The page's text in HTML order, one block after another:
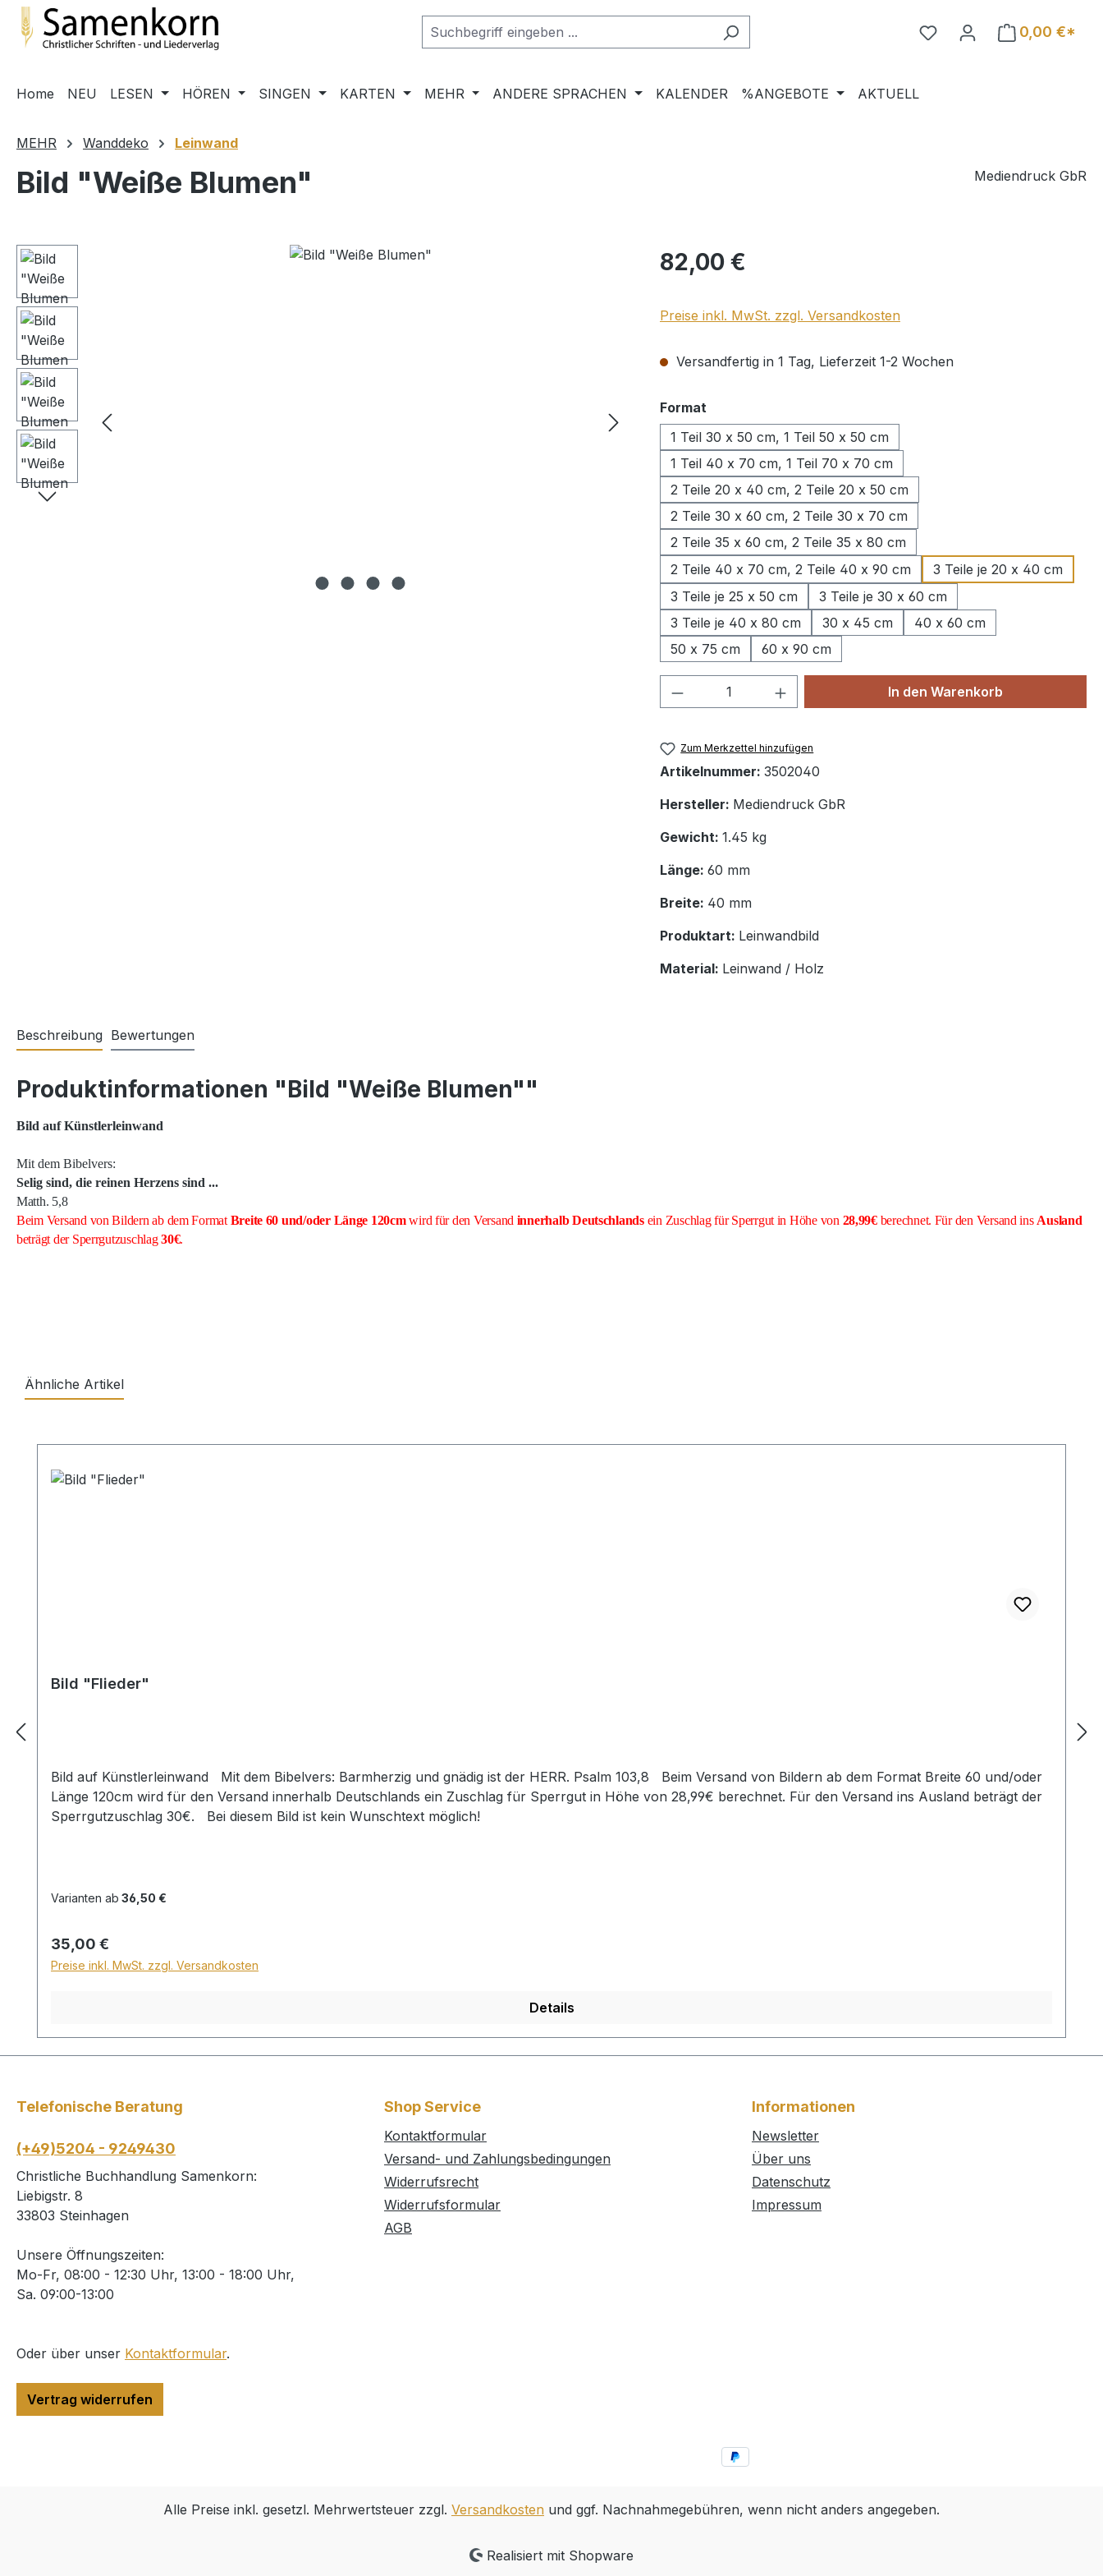
Hauptinhalt springen
Zur Suche springen
Zur Hauptnavigation springen
0,00 €*
Home NEU LESEN HÖREN SINGEN KARTEN MEHR ANDERE SPRACHEN KALENDER %ANGEBOTE AKTUELL
MEHR Wanddeko Leinwand
Bild "Weiße Blumen" Mediendruck GbR
Bildergalerie überspringen Regulärer Preis:
82,00 €
Preise inkl. MwSt. zzgl. Versandkosten
Versandfertig in 1 Tag, Lieferzeit 1-2 Wochen
Format
1 Teil 30 x 50 cm, 1 Teil 50 x 50 cm
1 Teil 40 x 70 cm, 1 Teil 70 x 70 cm
2 Teile 20 x 40 cm, 2 Teile 20 x 50 cm
2 Teile 30 x 60 cm, 2 Teile 30 x 70 cm
2 Teile 35 x 60 cm, 2 Teile 35 x 80 cm
2 Teile 40 x 70 cm, 2 Teile 40 x 90 cm
3 Teile je 20 x 40 cm
3 Teile je 25 x 50 cm
3 Teile je 30 x 60 cm
3 Teile je 40 x 80 cm
30 x 45 cm
40 x 60 cm
50 x 75 cm
60 x 90 cm
Produkt Anzahl: Gib den gewünschten Wert
In den Warenkorb
Zum Merkzettel hinzufügen
Artikelnummer: 3502040
Hersteller: Mediendruck GbR
Gewicht: 1.45 kg
Länge: 60 mm
Breite: 40 mm
Produktart: Leinwandbild
Material: Leinwand / Holz
Beschreibung Bewertungen
Produktinformationen "Bild "Weiße Blumen""
Bild auf Künstlerleinwand
Mit dem Bibelvers:
Selig sind, die reinen Herzens sind ...
Matth. 5,8
Beim Versand von Bildern ab dem Format Breite 60 und/oder Länge 120cmwird für den Versand innerhalb Deutschlandsein Zuschlag für Sperrgut in Höhe von 28,99€berechnet. Für den Versand ins Ausland
beträgt der Sperrgutzuschlag30€.
Ähnliche Artikel
Bild "Flieder"
Bild auf Künstlerleinwand Mit dem Bibelvers: Barmherzig und gnädig ist der HERR. Psalm 103,8 Beim Versand von Bildern ab dem Format Breite 60 und/oder
Länge 120cm wird für den Versand innerhalb Deutschlands ein Zuschlag für Sperrgut in Höhe von 28,99€ berechnet. Für den Versand ins Ausland beträgt der
Sperrgutzuschlag 30€. Bei diesem Bild ist kein Wunschtext möglich!
Varianten ab 36,50 €
Regulärer Preis:
35,00 €
Preise inkl. MwSt. zzgl. Versandkosten
Details
Telefonische Beratung
(+49)5204 - 9249430
Christliche Buchhandlung Samenkorn:
Liebigstr. 8
33803 Steinhagen
Unsere Öffnungszeiten:
Mo-Fr, 08:00 - 12:30 Uhr, 13:00 - 18:00 Uhr,
Sa. 09:00-13:00
Oder über unser Kontaktformular.
Vertrag widerrufen
Shop Service
Kontaktformular
Versand- und Zahlungsbedingungen
Widerrufsrecht
Widerrufsformular
AGB
Informationen
Newsletter
Über uns
Datenschutz
Impressum
Alle Preise inkl. gesetzl. Mehrwertsteuer zzgl. Versandkosten und ggf. Nachnahmegebühren, wenn nicht anders angegeben.
Realisiert mit Shopware